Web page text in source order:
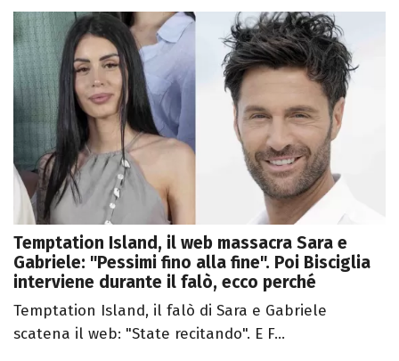
Temptation Island, il web massacra Sara e
Gabriele: "Pessimi fino alla fine". Poi Bisciglia
interviene durante il falò, ecco perché
Temptation Island, il falò di Sara e Gabriele
scatena il web: "State recitando". E F...